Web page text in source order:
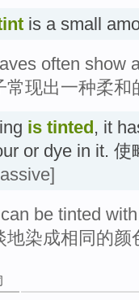
is a small
often show
常现出一种柔和
is tinted, it
or dye in it.
be tinted
地染成相同的颜